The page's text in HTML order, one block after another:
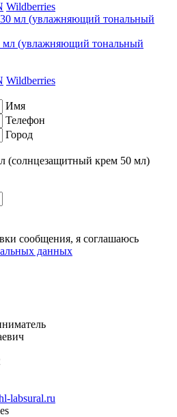
Wildberries
(увлажняющий тональный
Wildberries
Имя
Телефон
Город
(солнцезащитный крем 50 мл)
сообщения, я соглашаюсь
данных